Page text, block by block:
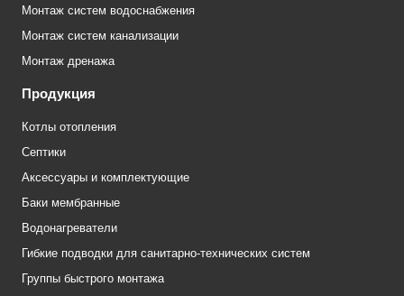
Монтаж систем водоснабжения
Монтаж систем канализации
Монтаж дренажа
Продукция
Котлы отопления
Септики
Аксессуары и комплектующие
Баки мембранные
Водонагреватели
Гибкие подводки для санитарно-технических систем
Группы быстрого монтажа